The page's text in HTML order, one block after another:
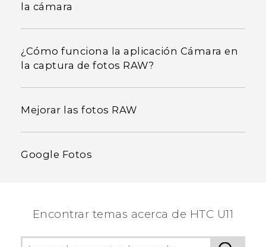
la cámara
¿Cómo funciona la aplicación Cámara en
la captura de fotos RAW?
Mejorar las fotos RAW
Google Fotos
Encontrar temas acerca de HTC U11